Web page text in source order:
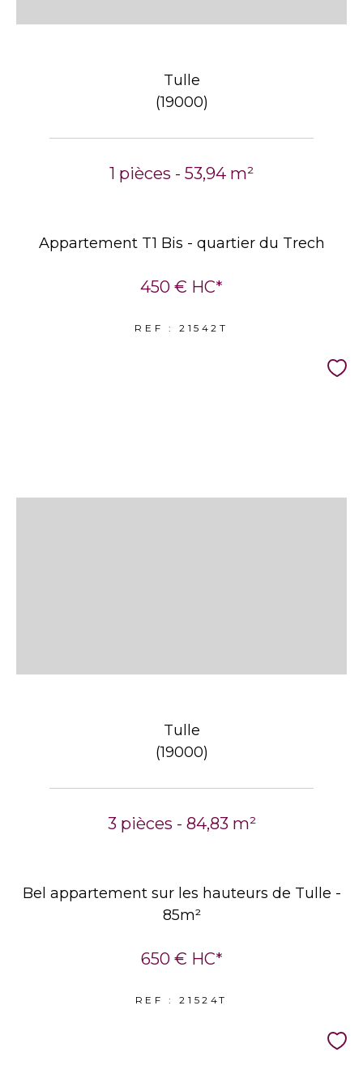
Tulle
(19000)
1 pièces - 53,94 m²
Appartement T1 Bis - quartier du Trech
450 € HC*
REF : 21542T
Tulle
(19000)
3 pièces - 84,83 m²
Bel appartement sur les hauteurs de Tulle -
85m²
650 € HC*
REF : 21524T